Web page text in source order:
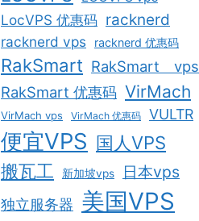
LocVPS 优惠码 racknerd
racknerd vps racknerd 优惠码
RakSmart RakSmart vps
RakSmart 优惠码 VirMach
VirMach vps VirMach 优惠码 VULTR
便宜VPS 国人VPS
搬瓦工
新加坡vps 日本vps
独立服务器 美国VPS